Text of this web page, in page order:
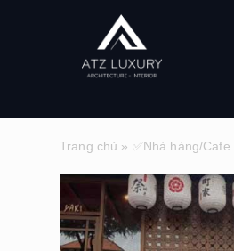
Trang chủ » ✅Nhà hàng/Cafe